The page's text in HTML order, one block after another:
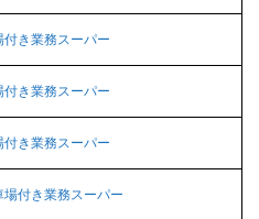
き業務スーパー
き業務スーパー
き業務スーパー
付き業務スーパー